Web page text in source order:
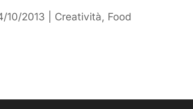
10/2013 Creatività, Food